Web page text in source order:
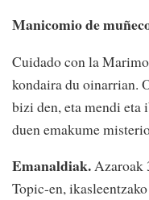
Manicomio de
Cuidado con la
kondaira du oinarrian.
bizi den, eta mendi eta
duen emakume
Emanaldiak.Azaroak
Topic-en,